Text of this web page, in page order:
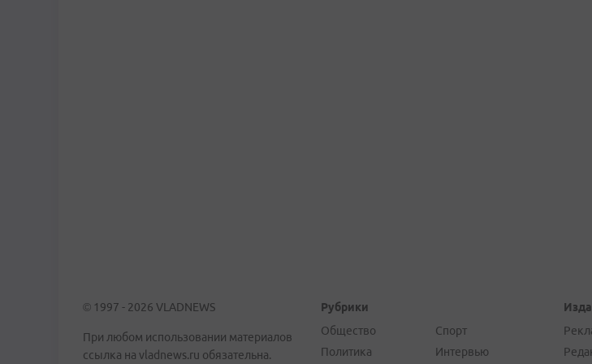
© 1997 - 2026 VLADNEWS
При любом использовании материалов
ссылка на vladnews.ru обязательна.
Рубрики
Общество
Политика
Спорт
Интервью